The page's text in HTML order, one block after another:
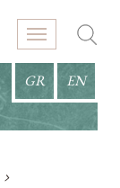
GR EN